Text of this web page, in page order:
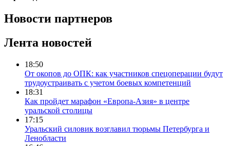
Новости партнеров
Лента новостей
18:50
От окопов до ОПК: как участников спецоперации будут
трудоустраивать с учетом боевых компетенций
18:31
Как пройдет марафон «Европа-Азия» в центре
уральской столицы
17:15
Уральский силовик возглавил тюрьмы Петербурга и
Ленобласти